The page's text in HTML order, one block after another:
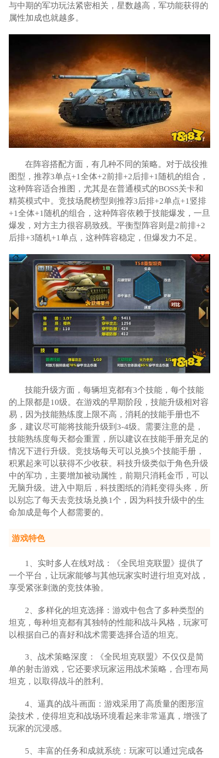
与中期的军功玩法紧密相关，星数越高，军功能获得的
属性加成也就越多。
在阵容搭配方面，有几种不同的策略。对于战役推
图型，推荐3单点+1全体+2前排+2后排+1随机的组合，
这种阵容适合推图，尤其是在普通模式的BOSS关卡和
精英模式中。竞技场爬榜型则推荐3后排+2单点+1竖排
+1全体+1随机的组合，这种阵容依赖于技能爆发，一旦
爆发，对方主力很容易致残。平衡型阵容则是2前排+2
后排+3随机+1单点，这种阵容稳定，但爆发力不足。
技能升级方面，每辆坦克都有3个技能，每个技能
的上限都是10级。在游戏的早期阶段，技能升级相对容
易，因为技能熟练度上限不高，消耗的技能手册也不
多，建议尽可能将技能升级到3-4级。需要注意的是，
技能熟练度每天都会重置，所以建议在技能手册充足的
情况下进行升级。竞技场每天可以兑换5个技能手册，
积累起来可以获得不少收获。科技升级类似于角色升级
中的军功，主要增加被动属性，前期只消耗金币，可以
无脑升级。进入中期后，科技图纸的消耗变得头疼，所
以别忘了每天去竞技场兑换1个，因为科技升级中的生
命加成是每个人都需要的。
游戏特色
1、实时多人在线对战：《全民坦克联盟》提供了
一个平台，让玩家能够与其他玩家实时进行坦克对战，
享受紧张刺激的竞技体验。
2、多样化的坦克选择：游戏中包含了多种类型的
坦克，每种坦克都有其独特的性能和战斗风格，玩家可
以根据自己的喜好和战术需要选择合适的坦克。
3、战术策略深度：《全民坦克联盟》不仅仅是简
单的射击游戏，它还要求玩家运用战术策略，合理布局
坦克，以取得战斗的胜利。
4、逼真的战斗画面：游戏采用了高质量的图形渲
染技术，使得坦克和战场环境看起来非常逼真，增强了
玩家的沉浸感。
5、丰富的任务和成就系统：玩家可以通过完成各